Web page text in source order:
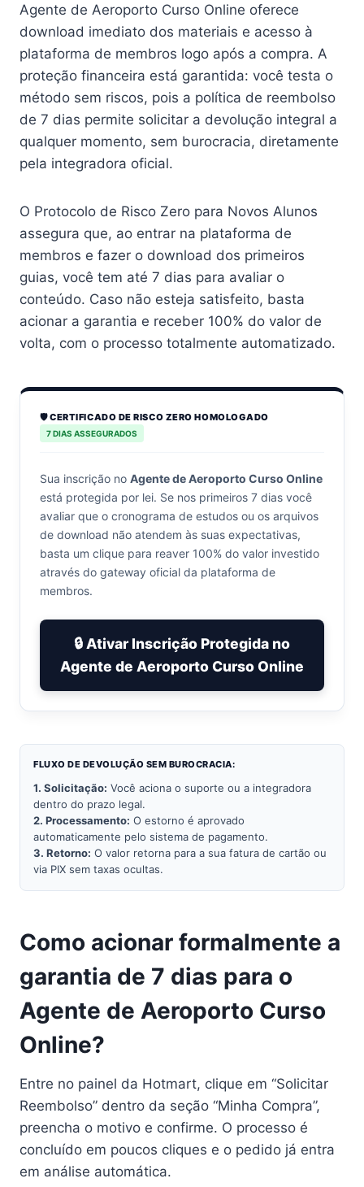
Agente de Aeroporto Curso Online oferece
download imediato dos materiais e acesso à
plataforma de membros logo após a compra. A
proteção financeira está garantida: você testa o
método sem riscos, pois a política de reembolso
de 7 dias permite solicitar a devolução integral a
qualquer momento, sem burocracia, diretamente
pela integradora oficial.
O Protocolo de Risco Zero para Novos Alunos
assegura que, ao entrar na plataforma de
membros e fazer o download dos primeiros
guias, você tem até 7 dias para avaliar o
conteúdo. Caso não esteja satisfeito, basta
acionar a garantia e receber 100% do valor de
volta, com o processo totalmente automatizado.
🛡️ CERTIFICADO DE RISCO ZERO HOMOLOGADO
7 DIAS ASSEGURADOS
Sua inscrição no Agente de Aeroporto Curso Online
está protegida por lei. Se nos primeiros 7 dias você
avaliar que o cronograma de estudos ou os arquivos
de download não atendem às suas expectativas,
basta um clique para reaver 100% do valor investido
através do gateway oficial da plataforma de
membros.
🔒 Ativar Inscrição Protegida no
Agente de Aeroporto Curso Online
FLUXO DE DEVOLUÇÃO SEM BUROCRACIA:
1. Solicitação: Você aciona o suporte ou a integradora
dentro do prazo legal.
2. Processamento: O estorno é aprovado
automaticamente pelo sistema de pagamento.
3. Retorno: O valor retorna para a sua fatura de cartão ou
via PIX sem taxas ocultas.
Como acionar formalmente a
garantia de 7 dias para o
Agente de Aeroporto Curso
Online?
Entre no painel da Hotmart, clique em “Solicitar
Reembolso” dentro da seção “Minha Compra”,
preencha o motivo e confirme. O processo é
concluído em poucos cliques e o pedido já entra
em análise automática.